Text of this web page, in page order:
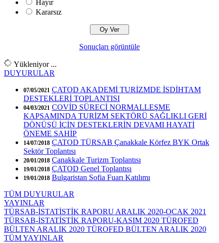
Hayır
Kararsız
Sonuçları görüntüle
Yükleniyor ...
DUYURULAR
07/05/2021 ÇATOD AKADEMİ TURİZMDE İSDİHTAM
DESTEKLERİ TOPLANTISI
04/03/2021 COVİD SÜRECİ NORMALLEŞME
KAPSAMINDA TURİZM SEKTÖRÜ SAĞLIKLI GERİ
DÖNÜŞÜ İÇİN DESTEKLERİN DEVAMI HAYATİ
ÖNEME SAHİP
14/07/2018 ÇATOD TÜRSAB Çanakkale Körfez BYK Ortak
Sektör Toplantısı
20/01/2018 Çanakkale Turizm Toplantısı
19/01/2018 ÇATOD Genel Toplantısı
19/01/2018 Bulgaristan Sofia Fuarı Katılımı
TÜM DUYURULAR
YAYINLAR
TÜRSAB-İSTATİSTİK RAPORU ARALIK 2020-OCAK 2021
TÜRSAB-İSTATİSTİK RAPORU-KASIM 2020 TÜROFED
BÜLTEN ARALIK 2020 TÜROFED BÜLTEN ARALIK 2020
TÜM YAYINLAR